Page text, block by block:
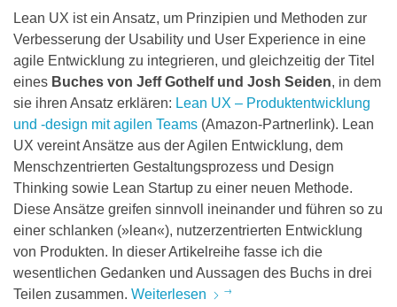
Lean UX ist ein Ansatz, um Prinzipien und Methoden zur
Verbesserung der Usability und User Experience in eine
agile Entwicklung zu integrieren, und gleichzeitig der Titel
eines Buches von Jeff Gothelf und Josh Seiden, in dem
sie ihren Ansatz erklären: Lean UX – Produktentwicklung
und -design mit agilen Teams (Amazon-Partnerlink). Lean
UX vereint Ansätze aus der Agilen Entwicklung, dem
Menschzentrierten Gestaltungsprozess und Design
Thinking sowie Lean Startup zu einer neuen Methode.
Diese Ansätze greifen sinnvoll ineinander und führen so zu
einer schlanken (»lean«), nutzerzentrierten Entwicklung
von Produkten. In dieser Artikelreihe fasse ich die
wesentlichen Gedanken und Aussagen des Buchs in drei
Teilen zusammen. Weiterlesen